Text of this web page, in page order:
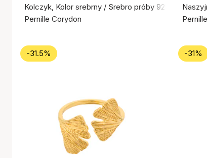
Kolczyk, Kolor srebrny / Srebro próby 925
Pernille Corydon
-31.5% -31%